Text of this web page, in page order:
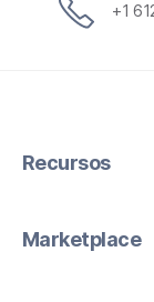
+1
Recursos
Marketplace